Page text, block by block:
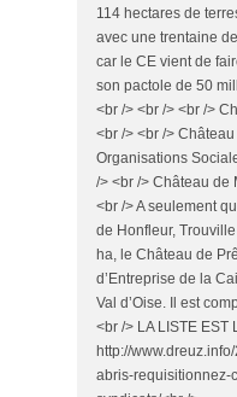
114 hectares de
avec une trentaine
car le CE vient de
son pactole de 50
<br /> <br /> <br />
<br /> <br />
Organisations
/> <br /> Château de
<br /> A seulement
de Honfleur,
ha, le Château de
d’Entreprise de la
Val d’Oise. Il est
<br /> LA LISTE EST
http://
abris-requisitionnez-